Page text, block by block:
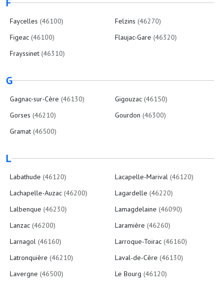
Faycelles (46100) Felzins (46270)
Figeac (46100) Flaujac-Gare (46320)
Frayssinet (46310)
G
Gagnac-sur-Cère (46130) Gigouzac (46150)
Gorses (46210) Gourdon (46300)
Gramat (46500)
L
Labathude (46120) Lacapelle-Marival (46120)
Lachapelle-Auzac (46200) Lagardelle (46220)
Lalbenque (46230) Lamagdelaine (46090)
Lanzac (46200) Laramière (46260)
Larnagol (46160) Larroque-Toirac (46160)
Latronquière (46210) Laval-de-Cère (46130)
Lavergne (46500) Le Bourg (46120)